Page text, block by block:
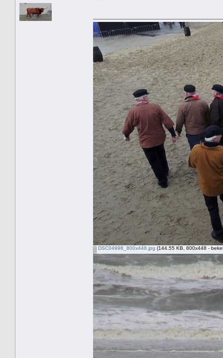
DSC04998_800x448.jpg (144.55 KB, 800x448 -